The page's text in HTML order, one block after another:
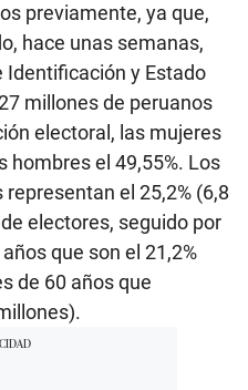
previamente, ya que,
hace unas semanas,
Identificación y Estado
millones de peruanos
electoral, las mujeres
hombres el 49,55%. Los
el 25,2% (6,8
electores, seguido por
que son el 21,2%
de 60 años que